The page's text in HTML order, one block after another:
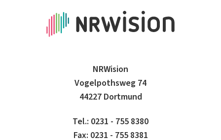
NRWision
Vogelpothsweg 74
44227 Dortmund
Tel.: 0231 - 755 8380
Fax: 0231 - 755 8381